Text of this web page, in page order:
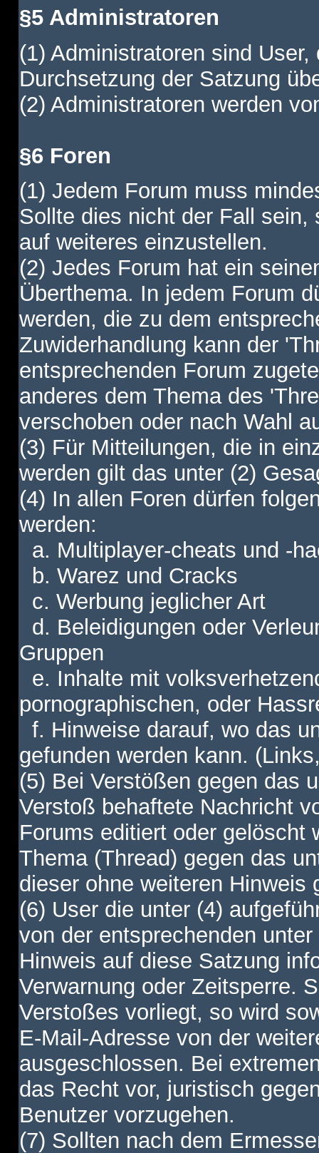
§5 Administratoren
(1) Administratoren sind
Durchsetzung der Satzung
(2) Administratoren werden
§6 Foren
(1) Jedem Forum muss
Sollte dies nicht der Fall
auf weiteres einzustellen.
(2) Jedes Forum hat ein
Überthema. In jedem Forum
werden, die zu dem
Zuwiderhandlung kann der
entsprechenden Forum
anderes dem Thema des
verschoben oder nach Wahl
(3) Für Mitteilungen, die in
werden gilt das unter (2)
(4) In allen Foren dürfen
werden:
a. Multiplayer-cheats und -
b. Warez und Cracks
c. Werbung jeglicher Art
d. Beleidigungen oder
Gruppen
e. Inhalte mit
pornographischen, oder
f. Hinweise darauf, wo das
gefunden werden kann.
(5) Bei Verstößen gegen das
Verstoß behaftete Nachricht
Forums editiert oder gelöscht
Thema (Thread) gegen das
dieser ohne weiteren Hinweis
(6) User die unter (4)
von der entsprechenden
Hinweis auf diese Satzung
Verwarnung oder Zeitsperre.
Verstoßes vorliegt, so wird
E-Mail-Adresse von der
ausgeschlossen. Bei
das Recht vor, juristisch
Benutzer vorzugehen.
(7) Sollten nach dem